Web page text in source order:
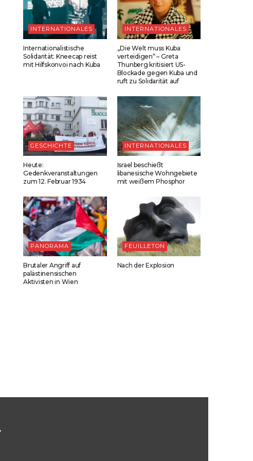
INTERNATIONALES
Internationalistische
Solidarität: Kneecap reist
mit Hilfskonvoi nach Kuba
INTERNATIONALES
„Die Welt muss Kuba
verteidigen“ – Greta
Thunberg kritisiert US-
Blockade gegen Kuba und
ruft zu Solidarität auf
GESCHICHTE
Heute:
Gedenkveranstaltungen
zum 12. Februar 1934
INTERNATIONALES
Israel beschießt
libanesische Wohngebiete
mit weißem Phosphor
PANORAMA
Brutaler Angriff auf
palästinensischen
Aktivisten in Wien
FEUILLETON
Nach der Explosion